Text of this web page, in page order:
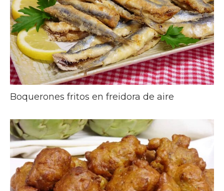
Boquerones fritos en freidora de aire